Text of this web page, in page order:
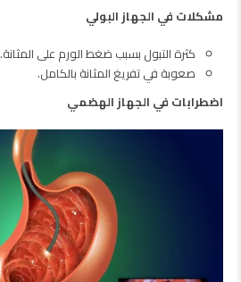
مشكلات في الجهاز البولي
كثرة التبول بسبب ضغط الورم على المثانة.
صعوبة في تفريغ المثانة بالكامل.
اضطرابات في الجهاز الهضمي